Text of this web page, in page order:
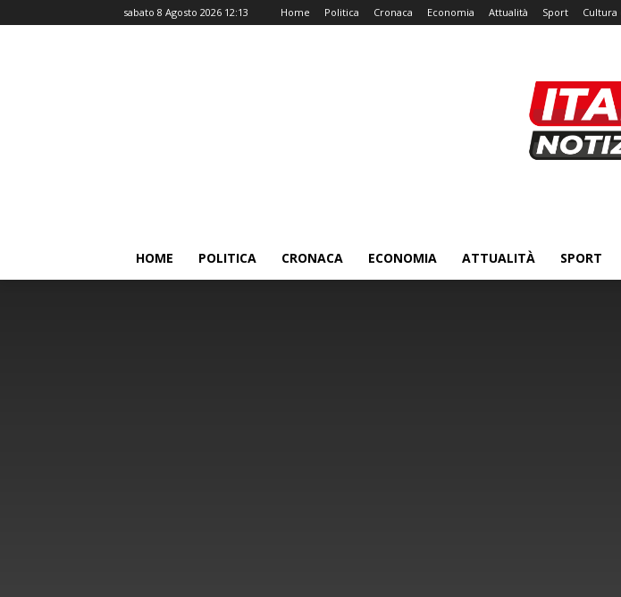
sabato 8 Agosto 2026 12:13 Home Politica Cronaca Economia Attualità Sport Cultura
HOME POLITICA CRONACA ECONOMIA ATTUALITÀ SPORT